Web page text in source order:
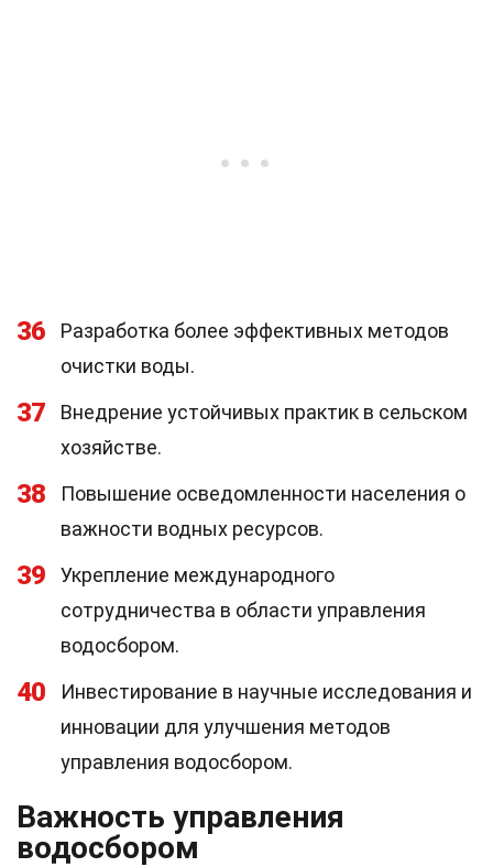
36
Разработка более эффективных методов
очистки воды.
37
Внедрение устойчивых практик в сельском
хозяйстве.
38
Повышение осведомленности населения о
важности водных ресурсов.
39
Укрепление международного
сотрудничества в области управления
водосбором.
40
Инвестирование в научные исследования и
инновации для улучшения методов
управления водосбором.
Важность управления
водосбором